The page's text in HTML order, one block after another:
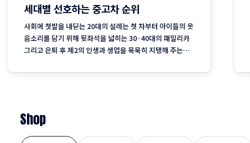
세대별 선호하는 중고차 순위
사회에 첫발을 내딛는 20대의 설레는 첫 차부터 아이들의 웃
음소리를 담기 위해 뒷좌석을 넓히는 30·40대의 패밀리카
그리고 은퇴 후 제2의 인생과 생업을 묵묵히 지탱해 주는
최근 3개월간의 중고차 직거래 데이터에는 이처럼 나이와 함
Shop